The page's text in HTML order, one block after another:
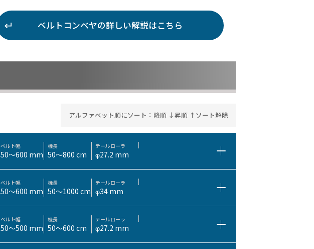
ベルトコンベヤの詳しい解説はこちら
アルファベット順にソート： 降順 ↓昇順 ↑ ソート解除
ベルト幅
50～600 mm
機長
50～800 cm
テールローラ
φ27.2 mm
ベルト幅
50～600 mm
機長
50～1000 cm
テールローラ
φ34 mm
ベルト幅
50～500 mm
機長
50～600 cm
テールローラ
φ27.2 mm